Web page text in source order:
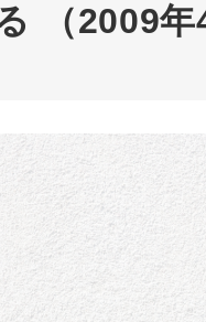
（2009年